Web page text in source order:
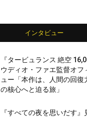
インタビュー
『タービュランス 絶空
ウディオ・ファエ監督オフ
ュー「本作は、人間の回復
の核心へと迫る旅」
『すべての夜を思いだす』